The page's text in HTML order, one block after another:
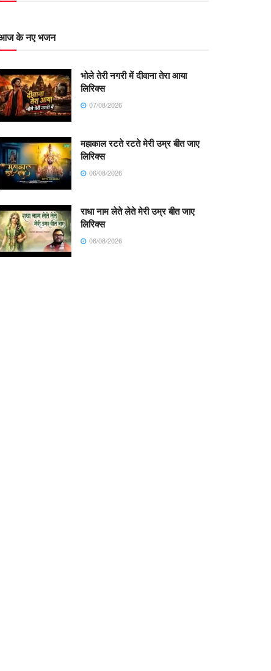
के नए भजन
भोले तेरी नगरी में दीवाना तेरा आया
लिरिक्स
07/08/2026
महाकाल रटते रटते मेरी उम्र बीत जाए
लिरिक्स
06/08/2026
राधा नाम लेते लेते मेरी उम्र बीत जाए
लिरिक्स
06/08/2026